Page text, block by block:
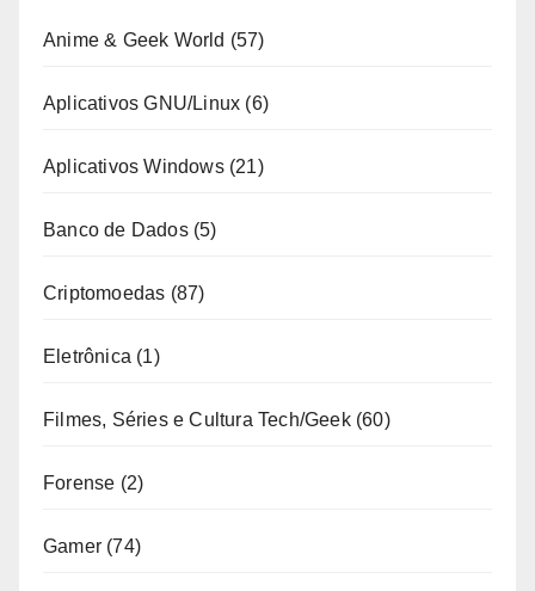
Anime & Geek World (57)
Aplicativos GNU/Linux (6)
Aplicativos Windows(21)
Banco de Dados(5)
Criptomoedas (87)
Eletrônica (1)
Filmes, Séries e Cultura Tech/Geek(60)
Forense (2)
Gamer (74)